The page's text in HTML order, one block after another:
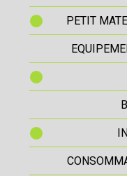
PETIT